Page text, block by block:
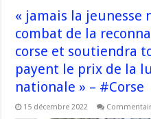
« jamais la jeunesse
combat de la
corse et soutiendra
payent le prix de la
nationale » – #Corse
15 décembre 2022